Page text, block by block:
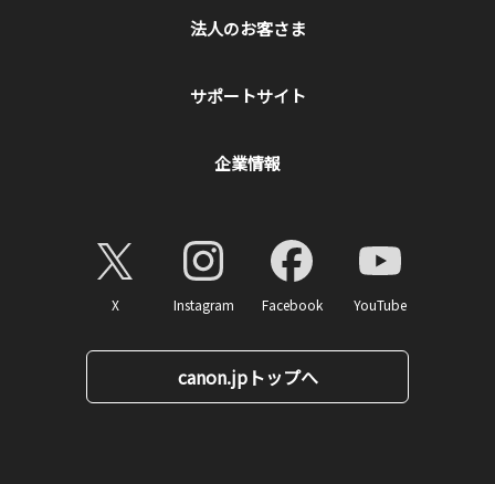
法人のお客さま
サポートサイト
企業情報
X Instagram Facebook YouTube
canon.jpトップへ